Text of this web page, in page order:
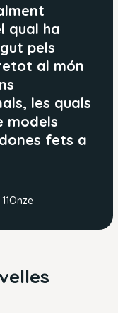
qual ha
pels
al món
les quals
models
fets a